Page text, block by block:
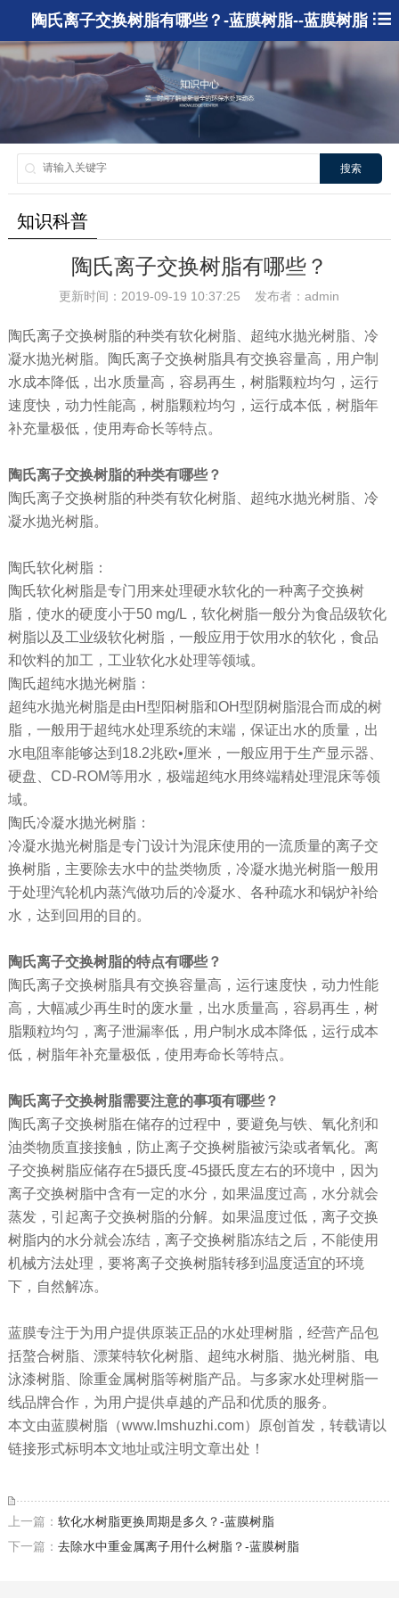
陶氏离子交换树脂有哪些？-蓝膜树脂--蓝膜树脂
搜索
知识科普
陶氏离子交换树脂有哪些？
更新时间：2019-09-19 10:37:25 发布者：admin
陶氏离子交换树脂的种类有软化树脂、超纯水抛光树脂、冷
凝水抛光树脂。陶氏离子交换树脂具有交换容量高，用户制
水成本降低，出水质量高，容易再生，树脂颗粒均匀，运行
速度快，动力性能高，树脂颗粒均匀，运行成本低，树脂年
补充量极低，使用寿命长等特点。
陶氏离子交换树脂的种类有哪些？
陶氏离子交换树脂的种类有软化树脂、超纯水抛光树脂、冷
凝水抛光树脂。
陶氏软化树脂：
陶氏软化树脂是专门用来处理硬水软化的一种离子交换树
脂，使水的硬度小于50 mg/L，软化树脂一般分为食品级软化
树脂以及工业级软化树脂，一般应用于饮用水的软化，食品
和饮料的加工，工业软化水处理等领域。
陶氏超纯水抛光树脂：
超纯水抛光树脂是由H型阳树脂和OH型阴树脂混合而成的树
脂，一般用于超纯水处理系统的末端，保证出水的质量，出
水电阻率能够达到18.2兆欧•厘米，一般应用于生产显示器、
硬盘、CD-ROM等用水，极端超纯水用终端精处理混床等领
域。
陶氏冷凝水抛光树脂：
冷凝水抛光树脂是专门设计为混床使用的一流质量的离子交
换树脂，主要除去水中的盐类物质，冷凝水抛光树脂一般用
于处理汽轮机内蒸汽做功后的冷凝水、各种疏水和锅炉补给
水，达到回用的目的。
陶氏离子交换树脂的特点有哪些？
陶氏离子交换树脂具有交换容量高，运行速度快，动力性能
高，大幅减少再生时的废水量，出水质量高，容易再生，树
脂颗粒均匀，离子泄漏率低，用户制水成本降低，运行成本
低，树脂年补充量极低，使用寿命长等特点。
陶氏离子交换树脂需要注意的事项有哪些？
陶氏离子交换树脂在储存的过程中，要避免与铁、氧化剂和
油类物质直接接触，防止离子交换树脂被污染或者氧化。离
子交换树脂应储存在5摄氏度-45摄氏度左右的环境中，因为
离子交换树脂中含有一定的水分，如果温度过高，水分就会
蒸发，引起离子交换树脂的分解。如果温度过低，离子交换
树脂内的水分就会冻结，离子交换树脂冻结之后，不能使用
机械方法处理，要将离子交换树脂转移到温度适宜的环境
下，自然解冻。
蓝膜专注于为用户提供原装正品的水处理树脂，经营产品包
括螯合树脂、漂莱特软化树脂、超纯水树脂、抛光树脂、电
泳漆树脂、除重金属树脂等树脂产品。与多家水处理树脂一
线品牌合作，为用户提供卓越的产品和优质的服务。
本文由蓝膜树脂（www.lmshuzhi.com）原创首发，转载请以
链接形式标明本文地址或注明文章出处！
上一篇： 软化水树脂更换周期是多久？-蓝膜树脂
下一篇： 去除水中重金属离子用什么树脂？-蓝膜树脂